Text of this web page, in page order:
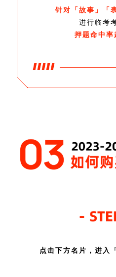
针对「故事」「
进行临考
押题命中率
点击下方名片，进入